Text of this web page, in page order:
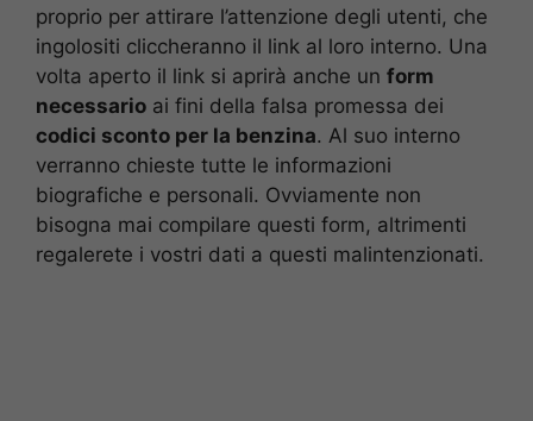
proprio per attirare l’attenzione degli utenti, che
ingolositi cliccheranno il link al loro interno. Una
volta aperto il link si aprirà anche un form
necessario ai fini della falsa promessa dei
codici sconto per la benzina. Al suo interno
verranno chieste tutte le informazioni
biografiche e personali. Ovviamente non
bisogna mai compilare questi form, altrimenti
regalerete i vostri dati a questi malintenzionati.